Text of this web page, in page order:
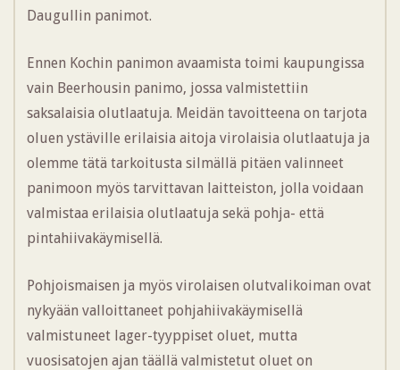
Daugullin panimot.
Ennen Kochin panimon avaamista toimi kaupungissa
vain Beerhousin panimo, jossa valmistettiin
saksalaisia olutlaatuja. Meidän tavoitteena on tarjota
oluen ystäville erilaisia aitoja virolaisia olutlaatuja ja
olemme tätä tarkoitusta silmällä pitäen valinneet
panimoon myös tarvittavan laitteiston, jolla voidaan
valmistaa erilaisia olutlaatuja sekä pohja- että
pintahiivakäymisellä.
Pohjoismaisen ja myös virolaisen olutvalikoiman ovat
nykyään valloittaneet pohjahiivakäymisellä
valmistuneet lager-tyyppiset oluet, mutta
vuosisatojen ajan täällä valmistetut oluet on